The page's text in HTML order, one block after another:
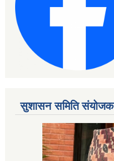
सुशासन समिति संयोजक